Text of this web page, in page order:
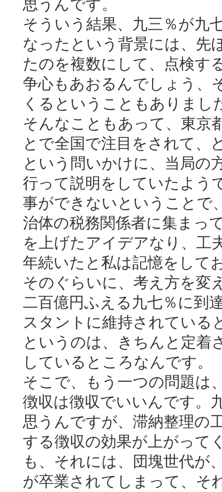
思うんです。
そういう結果、九三％が九
なったという背景には、先
たのを複数にして、点検す
争心もあおるんでしょう、
くるということもありまし
そんなこともあって、東京
とで全国で注目をされて、
という問いかけに、当局の
行って説明をしていたよう
事ができないということで
治体の税務関係者に集まっ
を上げたアイデアなり、工
年続いたと私は記憶をして
そのぐらいに、考え方を変
二百億円ふえる九七％に到
スタントに維持されている
というのは、きちんと定着
しているところなんです。
そこで、もう一つの問題は
徴収は徴収でいいんです。
思うんですが、滞納整理の
する徴収の効果が上がって
も、それには、団塊世代が
が卒業されてしまって、そ